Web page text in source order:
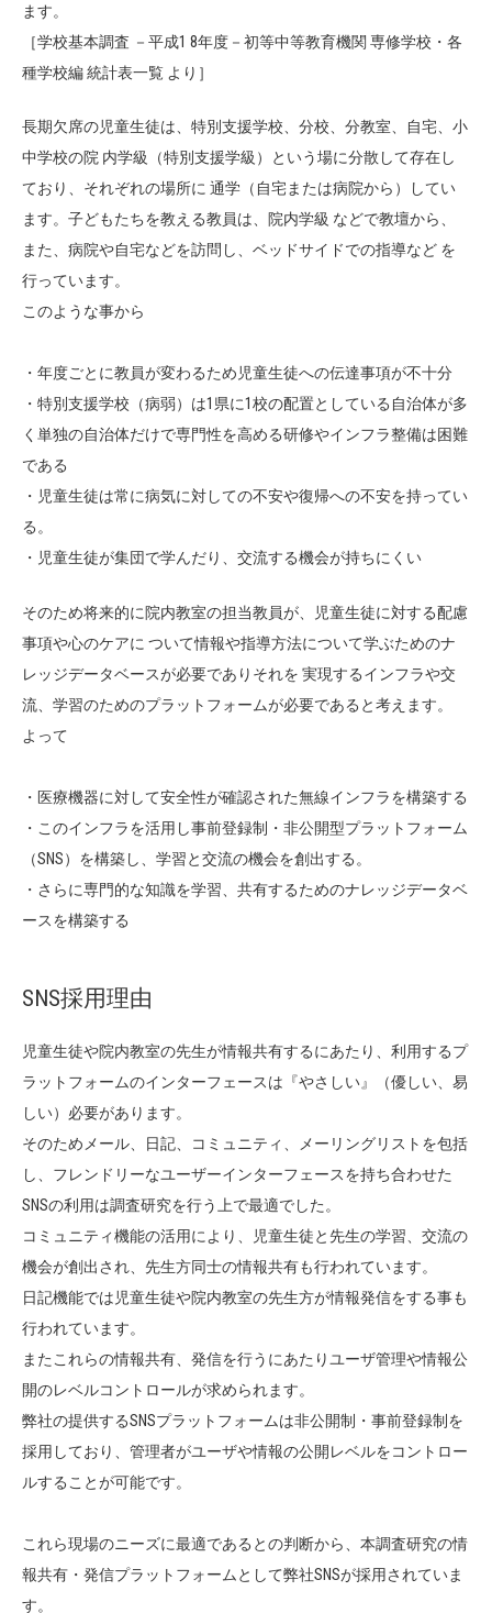
ます。
［学校基本調査 －平成1 8年度－初等中等教育機関 専修学校・各
種学校編 統計表一覧 より］
長期欠席の児童生徒は、特別支援学校、分校、分教室、自宅、小
中学校の院 内学級（特別支援学級）という場に分散して存在し
ており、それぞれの場所に 通学（自宅または病院から）してい
ます。子どもたちを教える教員は、院内学級 などで教壇から、
また、病院や自宅などを訪問し、ベッドサイドでの指導など を
行っています。
このような事から
・年度ごとに教員が変わるため児童生徒への伝達事項が不十分
・特別支援学校（病弱）は1県に1校の配置としている自治体が多
く単独の自治体だけで専門性を高める研修やインフラ整備は困難
である
・児童生徒は常に病気に対しての不安や復帰への不安を持ってい
る。
・児童生徒が集団で学んだり、交流する機会が持ちにくい
そのため将来的に院内教室の担当教員が、児童生徒に対する配慮
事項や心のケアに ついて情報や指導方法について学ぶためのナ
レッジデータベースが必要でありそれを 実現するインフラや交
流、学習のためのプラットフォームが必要であると考えます。
よって
・医療機器に対して安全性が確認された無線インフラを構築する
・このインフラを活用し事前登録制・非公開型プラットフォーム
（SNS）を構築し、学習と交流の機会を創出する。
・さらに専門的な知識を学習、共有するためのナレッジデータベ
ースを構築する
SNS採用理由
児童生徒や院内教室の先生が情報共有するにあたり、利用するプ
ラットフォームのインターフェースは『やさしい』（優しい、易
しい）必要があります。
そのためメール、日記、コミュニティ、メーリングリストを包括
し、フレンドリーなユーザーインターフェースを持ち合わせた
SNSの利用は調査研究を行う上で最適でした。
コミュニティ機能の活用により、児童生徒と先生の学習、交流の
機会が創出され、先生方同士の情報共有も行われています。
日記機能では児童生徒や院内教室の先生方が情報発信をする事も
行われています。
またこれらの情報共有、発信を行うにあたりユーザ管理や情報公
開のレベルコントロールが求められます。
弊社の提供するSNSプラットフォームは非公開制・事前登録制を
採用しており、管理者がユーザや情報の公開レベルをコントロー
ルすることが可能です。
これら現場のニーズに最適であるとの判断から、本調査研究の情
報共有・発信プラットフォームとして弊社SNSが採用されていま
す。